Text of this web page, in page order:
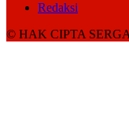
Redaksi
© HAK CIPTA